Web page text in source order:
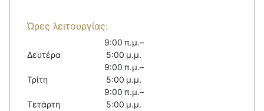
Ώρες λειτουργίας:
Δευτέρα
9:00 π.μ.–
5:00 μ.μ.
Τρίτη
9:00 π.μ.–
5:00 μ.μ.
Τετάρτη
9:00 π.μ.–
5:00 μ.μ.